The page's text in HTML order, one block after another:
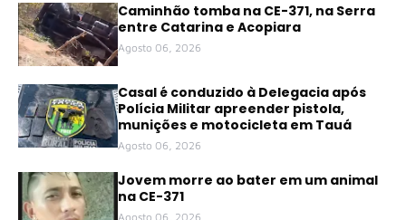
Caminhão tomba na CE-371, na Serra
entre Catarina e Acopiara
Agosto 06, 2026
Casal é conduzido à Delegacia após
Polícia Militar apreender pistola,
munições e motocicleta em Tauá
Agosto 06, 2026
Jovem morre ao bater em um animal
na CE-371
Agosto 06, 2026